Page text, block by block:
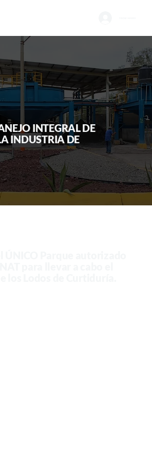
INTEGRAL DE
INDUSTRIA DE